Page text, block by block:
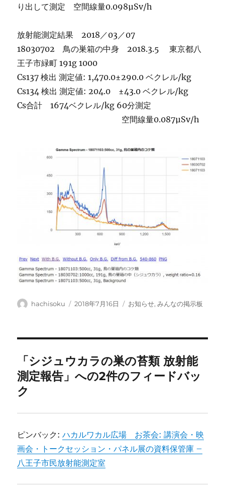
り出して測定 空間線量0.098µSv/h
放射能測定結果 2018／03／07
18030702 鳥の巣箱の中身 2018.3.5 東京都八
王子市緑町 191g 1000
Cs137 検出 測定値: 1,470.0±290.0 ベクレル/kg
Cs134 検出 測定値: 204.0 ±43.0 ベクレル/kg
Cs合計 1674ベクレル/kg 60分測定
空間線量0.087µSv/h
投
hachisoku
投
2018年7月16日
カ
お知らせ,みんなの掲示板
「シジュウカラの巣の苔類 放射能
測定報告」への2件のフィードバッ
ク
ピンバック:ハカルワカル広場 お茶会: 講演会・映
画会・トークセッション・パネル展の資料保管庫 –
八王子市民放射能測定室